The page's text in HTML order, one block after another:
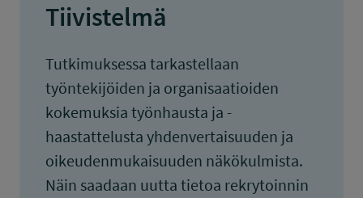
Tiivistelmä
Tutkimuksessa tarkastellaan
työntekijöiden ja organisaatioiden
kokemuksia työnhausta ja -
haastattelusta yhdenvertaisuuden ja
oikeudenmukaisuuden näkökulmista.
Näin saadaan uutta tietoa rekrytoinnin